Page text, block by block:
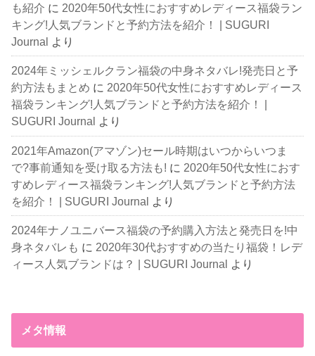
も紹介 に 2020年50代女性におすすめレディース福袋ラン
キング!人気ブランドと予約方法を紹介！ | SUGURI
Journal より
2024年ミッシェルクラン福袋の中身ネタバレ!発売日と予
約方法もまとめ に 2020年50代女性におすすめレディース
福袋ランキング!人気ブランドと予約方法を紹介！ |
SUGURI Journal
より
2021年Amazon(アマゾン)セール時期はいつからいつま
で?事前通知を受け取る方法も! に 2020年50代女性におす
すめレディース福袋ランキング!人気ブランドと予約方法
を紹介！ | SUGURI Journal より
2024年ナノユニバース福袋の予約購入方法と発売日を!中
身ネタバレも に 2020年30代おすすめの当たり福袋！レデ
ィース人気ブランドは？ | SUGURI Journal
より
メタ情報